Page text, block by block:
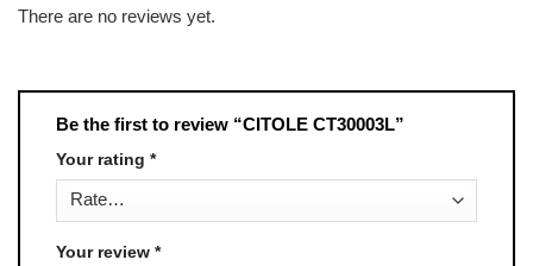
There are no reviews yet.
Be the first to review “CITOLE CT30003L”
Your rating *
Your review *